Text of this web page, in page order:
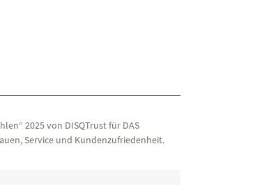
2025 von DISQTrust für DAS
Service und Kundenzufriedenheit.